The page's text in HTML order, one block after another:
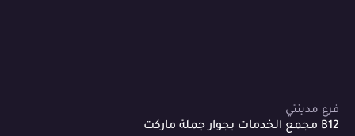
فرع مدينتي
B12 مجمع الخدمات بجوار جملة ماركت